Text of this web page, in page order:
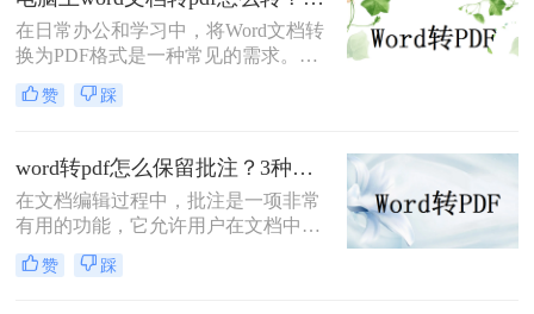
Word转PDF问题。
在日常办公和学习中，将Word文档转
换为PDF格式是一种常见的需求。
PDF格式具有跨平台、不易被篡改和
保持原样展示等优点，因此广泛应用
上word文档转pdf怎么转呢？本文将介
绍两种将Word文档转换为PDF的方
法。
赞 踩
word转pdf怎么保留批注？3种方法帮你轻松转换！
在文档编辑过程中，批注是一项非常
有用的功能，它允许用户在文档中直
接添加注释、提醒或反馈。然而，当
将Word文档转换为PDF格式时，很多
赞 踩